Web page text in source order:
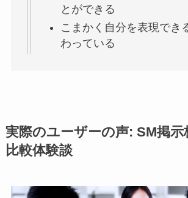
とができる
こまかく自分を表現でき
わっている
実際のユーザーの声: SM掲
比較体験談